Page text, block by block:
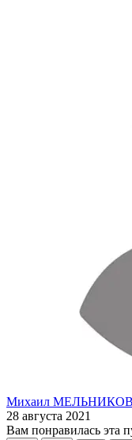
Михаил МЕЛЬНИКОВ
28 августа 2021
Вам понравилась эта